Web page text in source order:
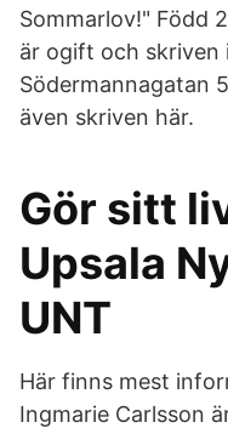
Sommarlov!" Född
är ogift och skriven
Södermannagatan
även skriven här.
Gör sitt
Upsala
UNT
Här finns mest
Ingmarie Carlsson